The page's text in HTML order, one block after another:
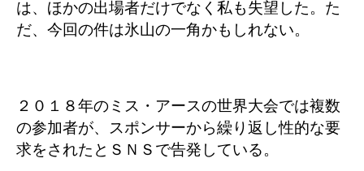
は、ほかの出場者だけでなく私も失望した。た
だ、今回の件は氷山の一角かもしれない。
２０１８年のミス・アースの世界大会では複数
の参加者が、スポンサーから繰り返し性的な要
求をされたとＳＮＳで告発している。